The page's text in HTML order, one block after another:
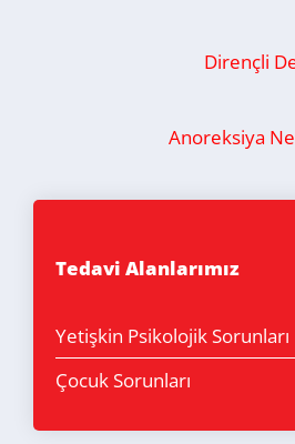
Dirençli
Anoreksiya
Tedavi Alanlarımız
Yetişkin Psikolojik Sorunları
Çocuk Sorunları